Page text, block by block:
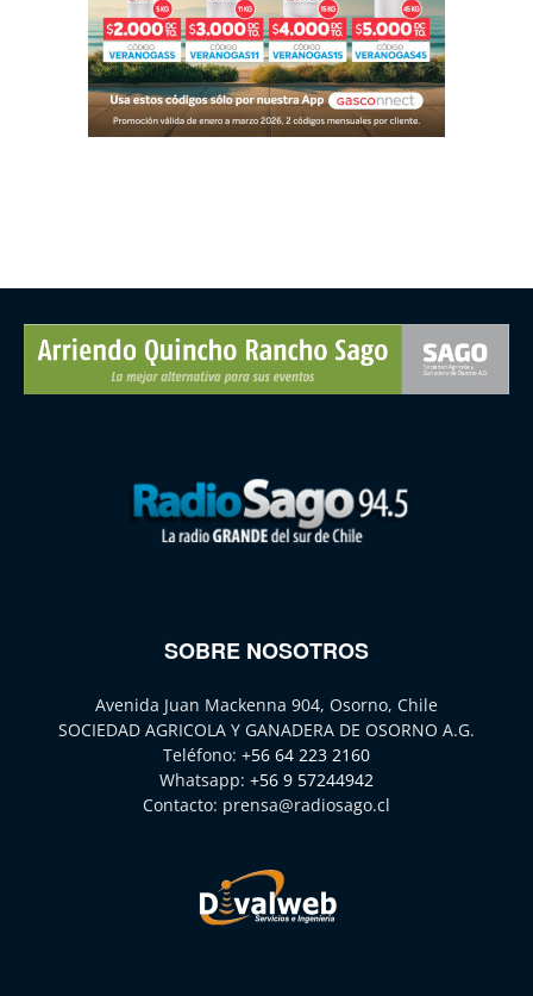
SOBRE NOSOTROS
Avenida Juan Mackenna 904, Osorno, Chile
SOCIEDAD AGRICOLA Y GANADERA DE OSORNO A.G.
Teléfono: +56 64 223 2160
Whatsapp: +56 9 57244942
Contacto: prensa@radiosago.cl